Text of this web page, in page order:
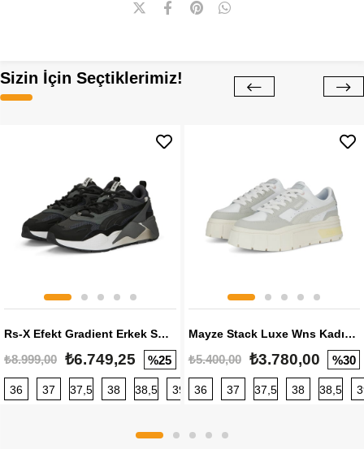
Sizin İçin Seçtiklerimiz!
Rs-X Efekt Gradient Erkek Sneaker
₺8.999,00 ₺6.749,25 %25
36 37 37,5 38 38,5 39 40 40,5 41 42 42,5
Mayze Stack Luxe Wns Kadın Sneaker
₺5.400,00 ₺3.780,00 %30
36 37 37,5 38 38,5